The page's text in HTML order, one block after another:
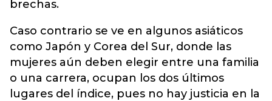
brechas.
Caso contrario se ve en algunos asiáticos
como Japón y Corea del Sur, donde las
mujeres aún deben elegir entre una familia
o una carrera, ocupan los dos últimos
lugares del índice, pues no hay justicia en la